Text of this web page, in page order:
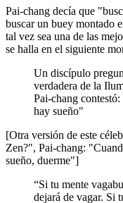
Pai-chang decía que
buscar un buey montado
tal vez sea una de las
se halla en el siguiente
Un discípulo
verdadera de la
Pai-chang
hay sueño"
[Otra versión de este
Zen?", Pai-chang:
sueño, duerme"]
“Si tu mente
dejará de vagar. Si